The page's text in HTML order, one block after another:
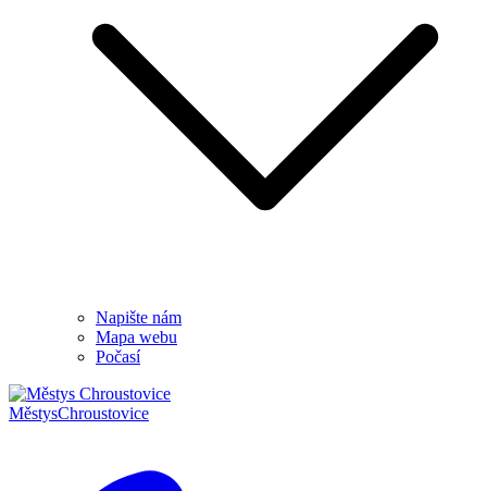
Napište nám
Mapa webu
Počasí
MěstysChroustovice